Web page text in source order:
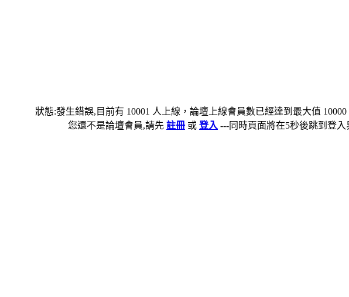
狀態:發生錯誤,目前有 10001 人上線，論壇上線會員數已經達到最大值
您還不是論壇會員,請先 註冊 或 登入 ---同時頁面將在5秒後跳到登入